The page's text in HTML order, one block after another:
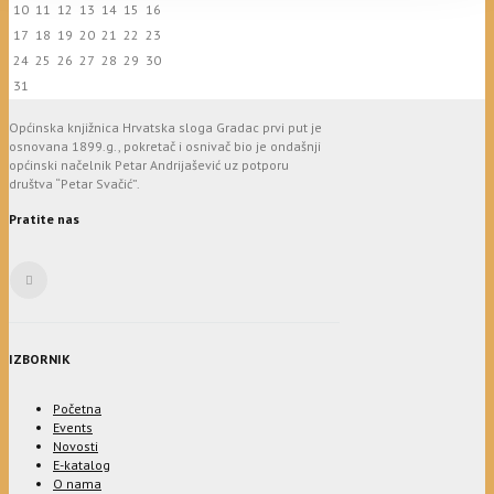
10 11 12 13 14 15 16
17 18 19 20 21 22 23
24 25 26 27 28 29 30
31
Općinska knjižnica Hrvatska sloga Gradac prvi put je
osnovana 1899.g., pokretač i osnivač bio je ondašnji
općinski načelnik Petar Andrijašević uz potporu
društva “Petar Svačić”.
Pratite nas
IZBORNIK
Početna
Events
Novosti
E-katalog
O nama